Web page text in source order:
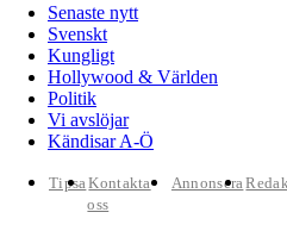
Senaste nytt
Svenskt
Kungligt
Hollywood & Världen
Politik
Vi avslöjar
Kändisar A-Ö
TipsaKontakta
oss
Annonsera